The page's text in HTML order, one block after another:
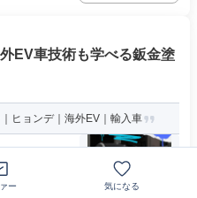
EV車技術も学べる鈑金塗
ヒョンデ｜海外EV｜輸入車
町
■経験者歓迎
ー 気になる